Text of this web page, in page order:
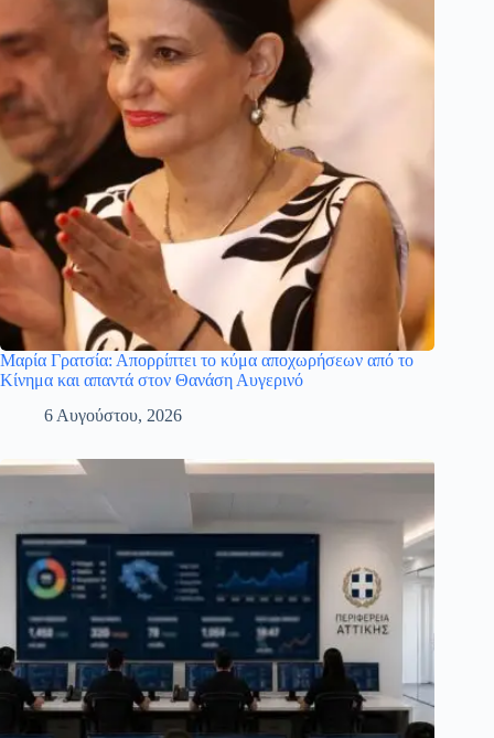
Μαρία Γρατσία: Απορρίπτει το κύμα αποχωρήσεων από το
Κίνημα και απαντά στον Θανάση Αυγερινό
6 Αυγούστου, 2026